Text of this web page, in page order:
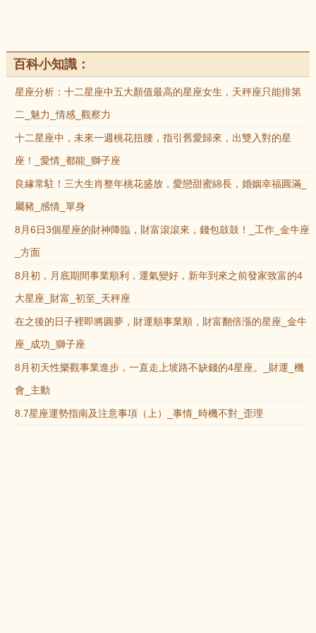
百科小知識：
星座分析：十二星座中五大顏值最高的星座女生，天秤座只能排第
二_魅力_情感_觀察力
十二星座中，未來一週桃花扭腰，指引舊愛歸來，出雙入對的星
座！_愛情_都能_獅子座
良緣常駐！三大生肖整年桃花盛放，愛戀甜蜜綿長，婚姻幸福圓滿_
屬豬_感情_單身
8月6日3個星座的財神降臨，財富滾滾來，錢包鼓鼓！_工作_金牛座
_方面
8月初，月底期間事業順利，運氣變好，新年到來之前發家致富的4
大星座_財富_初至_天秤座
在之後的日子裡即將圓夢，財運順事業順，財富翻倍漲的星座_金牛
座_成功_獅子座
8月初天性樂觀事業進步，一直走上坡路不缺錢的4星座。_財運_機
會_主動
8.7星座運勢指南及注意事項（上）_事情_時機不對_歪理